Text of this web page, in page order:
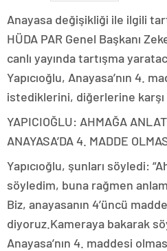
Anayasa değişikliği ile ilgili
HÜDA PAR Genel Başkanı
canlı yayında tartışma
Yapıcıoğlu, Anayasa’nın 4.
istediklerini, diğerlerine karşı
YAPICIOĞLU: AHMAĞA
ANAYASA’DA 4. MADDE
Yapıcıoğlu, şunları söyledi:
söyledim, buna rağmen
Biz, anayasanın 4’üncü
diyoruz.Kameraya bakarak
Anayasa’nın 4. maddesi